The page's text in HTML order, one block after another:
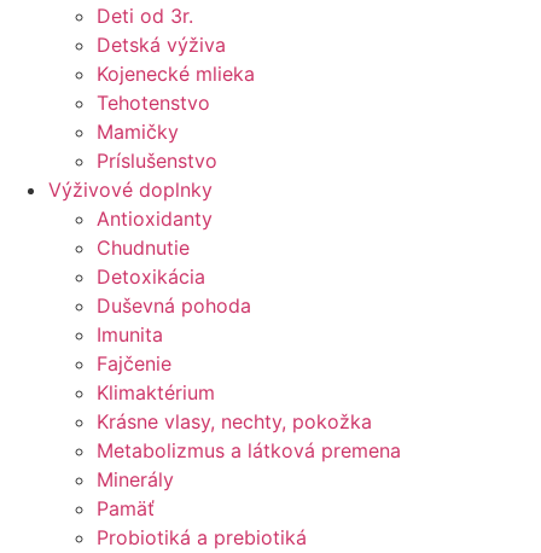
Deti od 3r.
Detská výživa
Kojenecké mlieka
Tehotenstvo
Mamičky
Príslušenstvo
Výživové doplnky
Antioxidanty
Chudnutie
Detoxikácia
Duševná pohoda
Imunita
Fajčenie
Klimaktérium
Krásne vlasy, nechty, pokožka
Metabolizmus a látková premena
Minerály
Pamäť
Probiotiká a prebiotiká